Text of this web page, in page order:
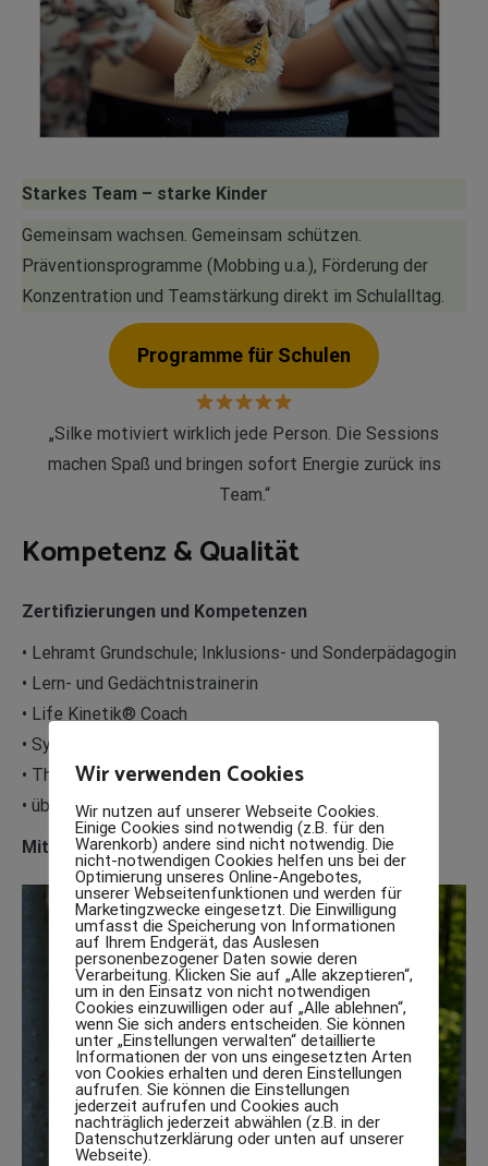
Starkes Team – starke Kinder
Gemeinsam wachsen. Gemeinsam schützen.
Präventionsprogramme (Mobbing u.a.), Förderung der
Konzentration und Teamstärkung direkt im Schulalltag.
Programme für Schulen
„Silke motiviert wirklich jede Person. Die Sessions
machen Spaß und bringen sofort Energie zurück ins
Team.“
Kompetenz & Qualität
Zertifizierungen und Kompetenzen
• Lehramt Grundschule; Inklusions- und Sonderpädagogin
• Lern- und Gedächtnistrainerin
• Life Kinetik® Coach
• Systemischer Coach
• Therapiehundeteam Silke & Addi
• über 30 Jahre pädagogische Erfahrung
Mit Hund und Herz: Lernen, das bewegt.
Wir verwenden Cookies
Wir nutzen auf unserer Webseite Cookies.
Einige Cookies sind notwendig (z.B. für den
Warenkorb) andere sind nicht notwendig. Die
nicht-notwendigen Cookies helfen uns bei der
Optimierung unseres Online-Angebotes,
unserer Webseitenfunktionen und werden für
Marketingzwecke eingesetzt. Die Einwilligung
umfasst die Speicherung von Informationen
auf Ihrem Endgerät, das Auslesen
personenbezogener Daten sowie deren
Verarbeitung. Klicken Sie auf „Alle akzeptieren“,
um in den Einsatz von nicht notwendigen
Cookies einzuwilligen oder auf „Alle ablehnen“,
wenn Sie sich anders entscheiden. Sie können
unter „Einstellungen verwalten“ detaillierte
Informationen der von uns eingesetzten Arten
von Cookies erhalten und deren Einstellungen
aufrufen. Sie können die Einstellungen
jederzeit aufrufen und Cookies auch
nachträglich jederzeit abwählen (z.B. in der
Datenschutzerklärung oder unten auf unserer
Webseite).